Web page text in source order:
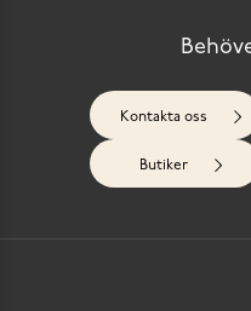
Kontakta oss
Butiker